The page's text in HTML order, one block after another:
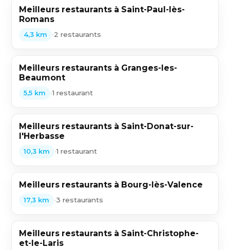
Meilleurs restaurants à Saint-Paul-lès-
Romans
4,3 km •2 restaurants
Meilleurs restaurants à Granges-les-
Beaumont
5,5 km •1 restaurant
Meilleurs restaurants à Saint-Donat-sur-
l'Herbasse
10,3 km •1 restaurant
Meilleurs restaurants à Bourg-lès-Valence
17,3 km •3 restaurants
Meilleurs restaurants à Saint-Christophe-
et-le-Laris